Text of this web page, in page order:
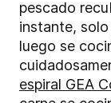
pescado
instante,
luego se
espiral GEA